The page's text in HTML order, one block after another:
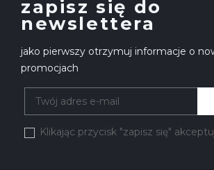
zapisz się do
newslettera
jako pierwszy otrzymuj informacje o
promocjach
Klikając przycisk "zapisz się"